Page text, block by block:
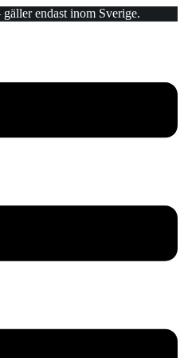
endast inom Sverige.